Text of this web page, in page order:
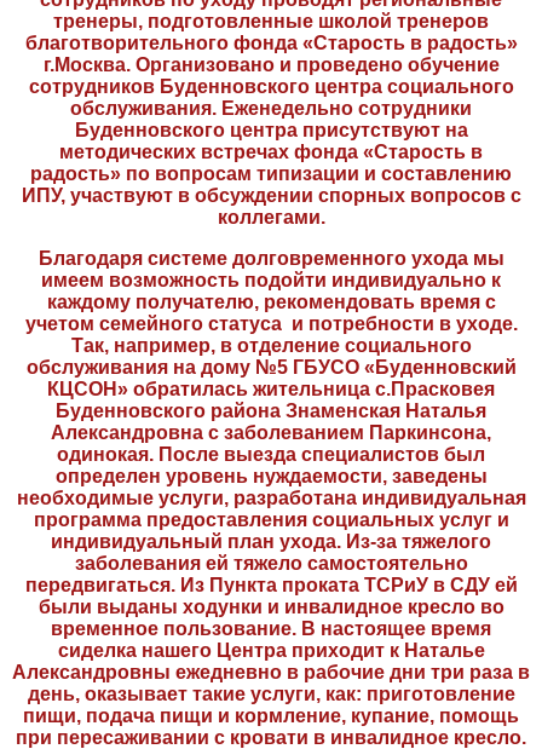
тренеры, подготовленные школой тренеров
благотворительного фонда «Старость в радость»
г.Москва. Организовано и проведено обучение
сотрудников Буденновского центра социального
обслуживания. Еженедельно сотрудники
Буденновского центра присутствуют на
методических встречах фонда «Старость в
радость» по вопросам типизации и составлению
ИПУ, участвуют в обсуждении спорных вопросов с
коллегами.
Благодаря системе долговременного ухода мы
имеем возможность подойти индивидуально к
каждому получателю, рекомендовать время с
учетом семейного статуса и потребности в уходе.
Так, например, в отделение социального
обслуживания на дому №5 ГБУСО «Буденновский
КЦСОН» обратилась жительница с.Прасковея
Буденновского района Знаменская Наталья
Александровна с заболеванием Паркинсона,
одинокая. После выезда специалистов был
определен уровень нуждаемости, заведены
необходимые услуги, разработана индивидуальная
программа предоставления социальных услуг и
индивидуальный план ухода. Из-за тяжелого
заболевания ей тяжело самостоятельно
передвигаться. Из Пункта проката ТСРиУ в СДУ ей
были выданы ходунки и инвалидное кресло во
временное пользование. В настоящее время
сиделка нашего Центра приходит к Наталье
Александровны ежедневно в рабочие дни три раза в
день, оказывает такие услуги, как: приготовление
пищи, подача пищи и кормление, купание, помощь
при пересаживании с кровати в инвалидное кресло.